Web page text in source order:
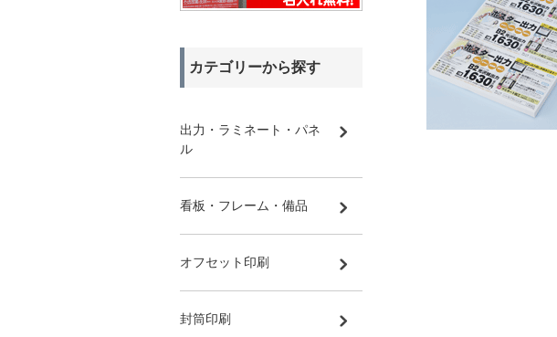
カテゴリーから探す
出力・ラミネート・パネ
ル
看板・フレーム・備品
オフセット印刷
封筒印刷